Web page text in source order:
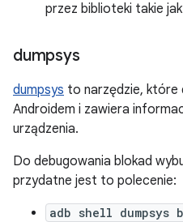
przez biblioteki takie
dumpsys
dumpsys to narzędzie, które
Androidem i zawiera
urządzenia.
Do debugowania blokad
przydatne jest to polecenie:
adb shell dumpsys